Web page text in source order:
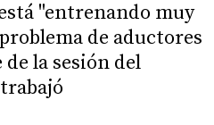
"entrenando muy
de aductores
la sesión del